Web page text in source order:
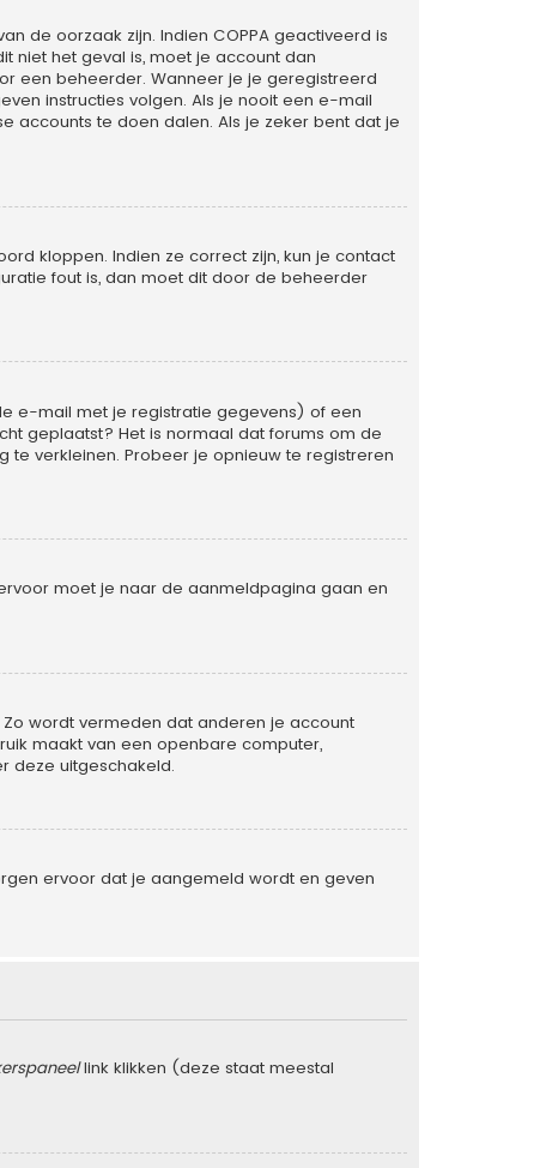
de oorzaak zijn. Indien COPPA geactiveerd is
niet het geval is, moet je account dan
een beheerder. Wanneer je je geregistreerd
instructies volgen. Als je nooit een e-mail
accounts te doen dalen. Als je zeker bent dat je
kloppen. Indien ze correct zijn, kun je contact
fout is, dan moet dit door de beheerder
e-mail met je registratie gegevens) of een
geplaatst? Het is normaal dat forums om de
verkleinen. Probeer je opnieuw te registreren
moet je naar de aanmeldpagina gaan en
wordt vermeden dat anderen je account
maakt van een openbare computer,
deze uitgeschakeld.
ervoor dat je aangemeld wordt en geven
link klikken (deze staat meestal